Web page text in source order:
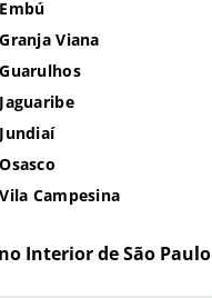
Embú
Granja Viana
Guarulhos
Jaguaribe
Jundiaí
Osasco
Vila Campesina
Interior de São Paulo